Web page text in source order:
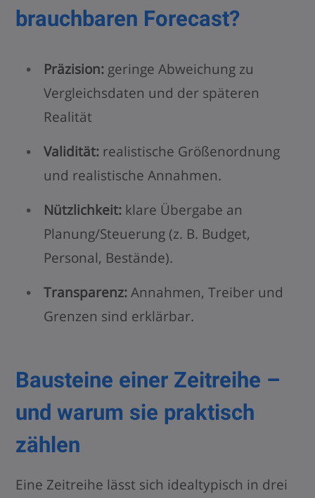
brauchbaren Forecast?
Präzision: geringe Abweichung zu
Vergleichsdaten und der späteren
Realität
Validität: realistische Größenordnung
und realistische Annahmen.
Nützlichkeit: klare Übergabe an
Planung/Steuerung (z. B. Budget,
Personal, Bestände).
Transparenz:Annahmen, Treiber und
Grenzen sind erklärbar.
Bausteine einer Zeitreihe –
und warum sie praktisch
zählen
Eine Zeitreihe lässt sich idealtypisch in drei